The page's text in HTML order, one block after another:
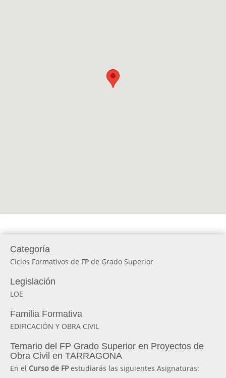
Categoría
Ciclos Formativos de FP de Grado Superior
Legislación
LOE
Familia Formativa
EDIFICACIÓN Y OBRA CIVIL
Temario del FP Grado Superior en Proyectos de
Obra Civil en TARRAGONA
En el Curso de FPestudiarás las siguientes Asignaturas: